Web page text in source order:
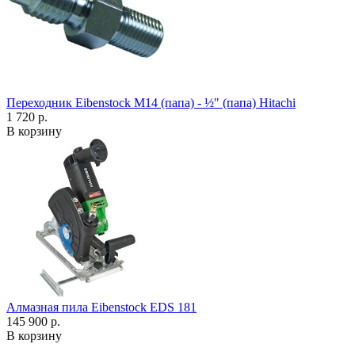
Переходник Eibenstock M14 (папа) - ½" (папа) Hitachi
1 720 р.
В корзину
Алмазная пила Eibenstock EDS 181
145 900 р.
В корзину